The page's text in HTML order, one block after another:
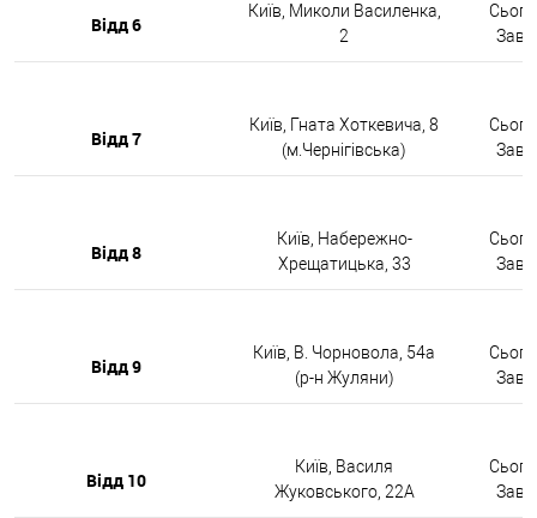
Відд 6
Київ, Миколи Василенка,
2
Відд 7
Київ, Гната Хоткевича, 8
(м.Чернігівська)
Відд 8
Київ, Набережно-
Хрещатицька, 33
Відд 9
Київ, В. Чорновола, 54а
(р-н Жуляни)
Відд 10
Київ, Василя
Жуковського, 22А